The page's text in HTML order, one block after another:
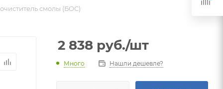
смолы (БОС)
2 838 руб./шт
Много Нашли дешевле?